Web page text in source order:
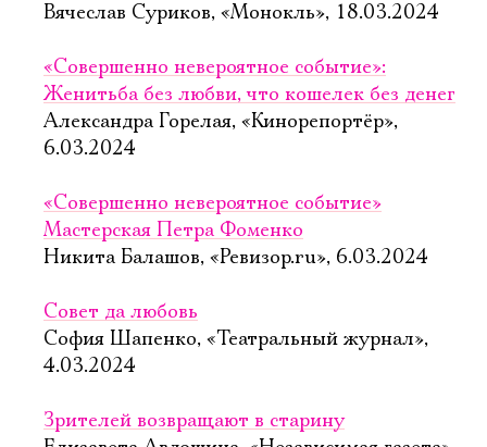
Вячеслав Суриков, «Монокль», 18.03.2024
«Совершенно невероятное событие»:
Женитьба без любви, что кошелек без денег
Александра Горелая, «Кинорепортёр»,
6.03.2024
«Совершенно невероятное событие»
Мастерская Петра Фоменко
Никита Балашов, «Ревизор.ru», 6.03.2024
Совет да любовь
София Шапенко, «Театральный журнал»,
4.03.2024
Зрителей возвращают в старину